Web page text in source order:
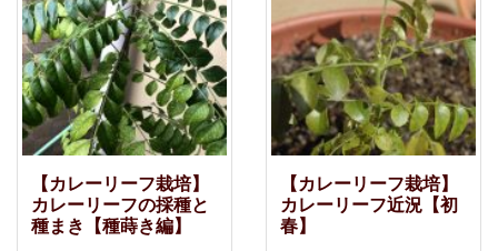
【カレーリーフ栽培】
カレーリーフの採種と
種まき【種蒔き編】
【カレーリーフ栽培】
カレーリーフ近況【初
春】